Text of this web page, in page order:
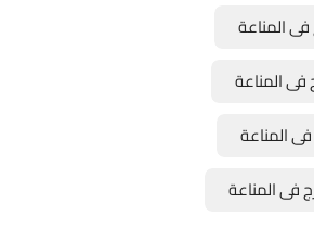
المناعة
المناعة
المناعة
فى المناعة